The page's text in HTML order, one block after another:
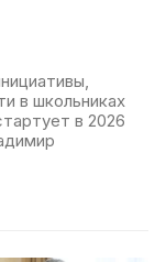
в школьниках
в 2026